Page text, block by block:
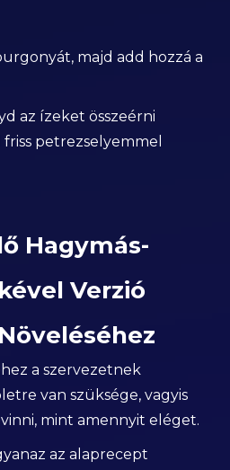
majd add hozzá a
az ízeket összeérni
petrezselyemmel
Hagymás-
Verzió
a szervezetnek
van szüksége, vagyis
mint amennyit eléget.
az alaprecept